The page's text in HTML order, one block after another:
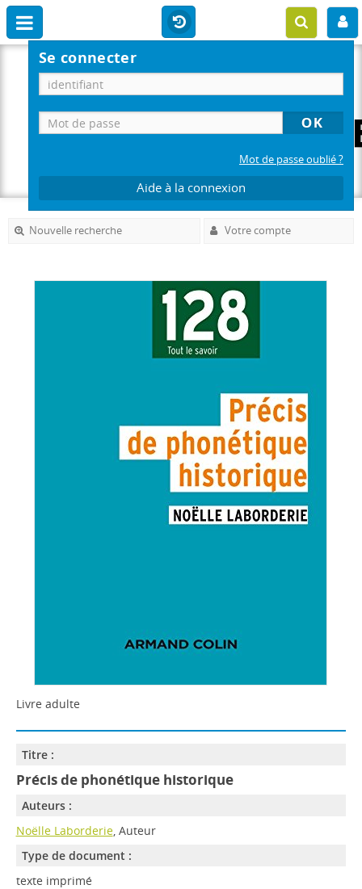
Se connecter
Mot de passe oublié ?
Aide à la connexion
Nouvelle recherche Votre compte
Livre adulte
Titre :
Précis de phonétique historique
Auteurs :
Noëlle Laborderie, Auteur
Type de document :
texte imprimé